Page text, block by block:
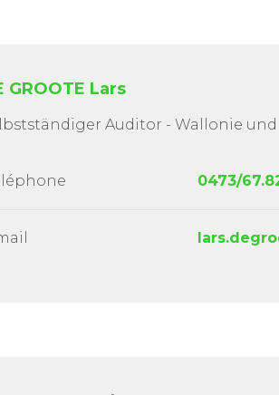
GROOTE Lars
Auditor - Wallonie
0473/